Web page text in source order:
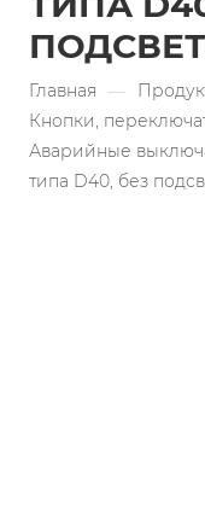
Главная —
Кнопки,
Аварийные
типа D40, без